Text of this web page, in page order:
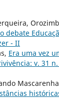
debate
- II
Era uma vez
v. 31 n.